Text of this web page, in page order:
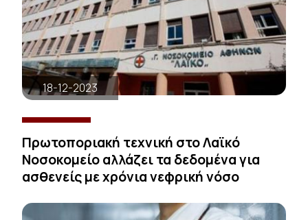
18-12-2023
Πρωτοποριακή τεχνική στο Λαϊκό
Νοσοκομείο αλλάζει τα δεδομένα για
ασθενείς με χρόνια νεφρική νόσο